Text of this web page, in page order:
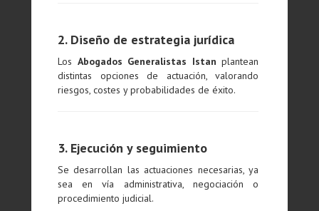
2. Diseño de estrategia jurídica
Los Abogados Generalistas Istan plantean
distintas opciones de actuación, valorando
riesgos, costes y probabilidades de éxito.
3. Ejecución y seguimiento
Se desarrollan las actuaciones necesarias, ya
sea en vía administrativa, negociación o
procedimiento judicial.